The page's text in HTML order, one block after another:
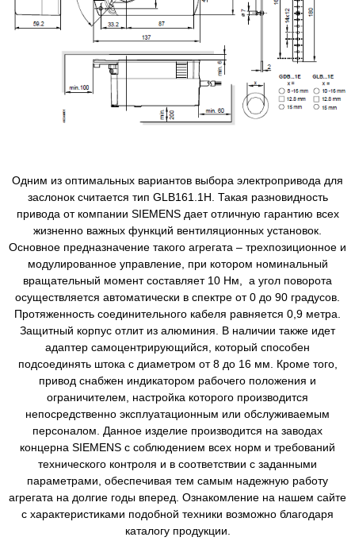
Одним из оптимальных вариантов выбора электропривода для
заслонок считается тип GLB161.1H. Такая разновидность
привода от компании SIEMENS дает отличную гарантию всех
жизненно важных функций вентиляционных установок.
Основное предназначение такого агрегата – трехпозиционное и
модулированное управление, при котором номинальный
вращательный момент составляет 10 Нм, а угол поворота
осуществляется автоматически в спектре от 0 до 90 градусов.
Протяженность соединительного кабеля равняется 0,9 метра.
Защитный корпус отлит из алюминия. В наличии также идет
адаптер самоцентрирующийся, который способен
подсоединять штока с диаметром от 8 до 16 мм. Кроме того,
привод снабжен индикатором рабочего положения и
ограничителем, настройка которого производится
непосредственно эксплуатационным или обслуживаемым
персоналом. Данное изделие производится на заводах
концерна SIEMENS с соблюдением всех норм и требований
технического контроля и в соответствии с заданными
параметрами, обеспечивая тем самым надежную работу
агрегата на долгие годы вперед. Ознакомление на нашем сайте
с характеристиками подобной техники возможно благодаря
каталогу продукции.